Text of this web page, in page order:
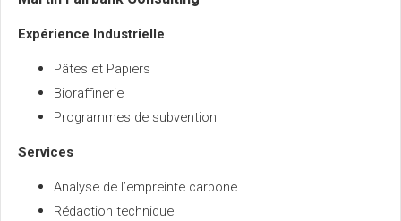
Expérience Industrielle
Pâtes et Papiers
Bioraffinerie
Programmes de subvention
Services
Analyse de l’empreinte carbone
Rédaction technique